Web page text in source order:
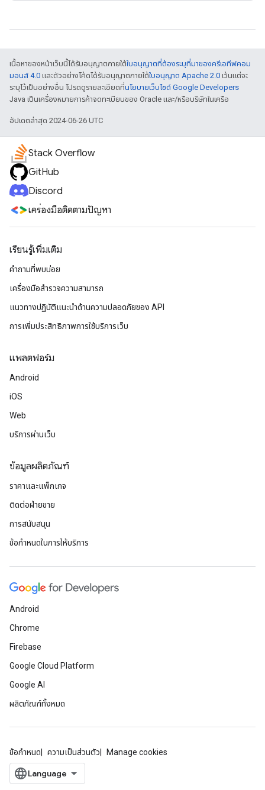
เนื้อหาของหน้าเว็บนี้ได้รับอนุญาตภายใต้ใบอนุญาตที่ต้องระบุที่มาของครีเอทีฟคอม
มอนส์ 4.0 และตัวอย่างโค้ดได้รับอนุญาตภายใต้ใบอนุญาต Apache 2.0 เว้นแต่จะ
ระบุไว้เป็นอย่างอื่น โปรดดูรายละเอียดที่นโยบายเว็บไซต์ Google Developers
Java เป็นเครื่องหมายการค้าจดทะเบียนของ Oracle และ/หรือบริษัทในเครือ
อัปเดตล่าสุด 2024-06-26 UTC
Stack Overflow
GitHub
Discord
เครื่องมือติดตามปัญหา
เรียนรู้เพิ่มเติม
คำถามที่พบบ่อย
เครื่องมือสำรวจความสามารถ
แนวทางปฏิบัติแนะนําด้านความปลอดภัยของ API
การเพิ่มประสิทธิภาพการใช้บริการเว็บ
แพลตฟอร์ม
Android
iOS
Web
บริการผ่านเว็บ
ข้อมูลผลิตภัณฑ์
ราคาและแพ็กเกจ
ติดต่อฝ่ายขาย
การสนับสนุน
ข้อกำหนดในการให้บริการ
Android
Chrome
Firebase
Google Cloud Platform
Google AI
ผลิตภัณฑ์ทั้งหมด
ข้อกำหนด ความเป็นส่วนตัว Manage cookies